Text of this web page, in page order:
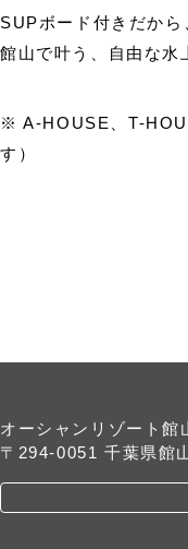
SUPボード付きだから
館山で叶う、自由な水
※ A-HOUSE、T-
す）
オーシャンリゾート館
〒294-0051 千葉県館